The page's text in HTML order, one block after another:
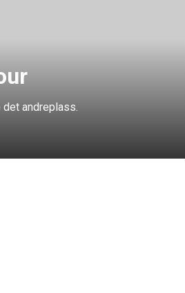
det andreplass.